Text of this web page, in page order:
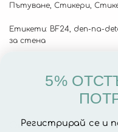
Пътуване Стикери
Етикети: BF24 den-na-
за стена
Отзиви (0)
5%
Регистрирай се и